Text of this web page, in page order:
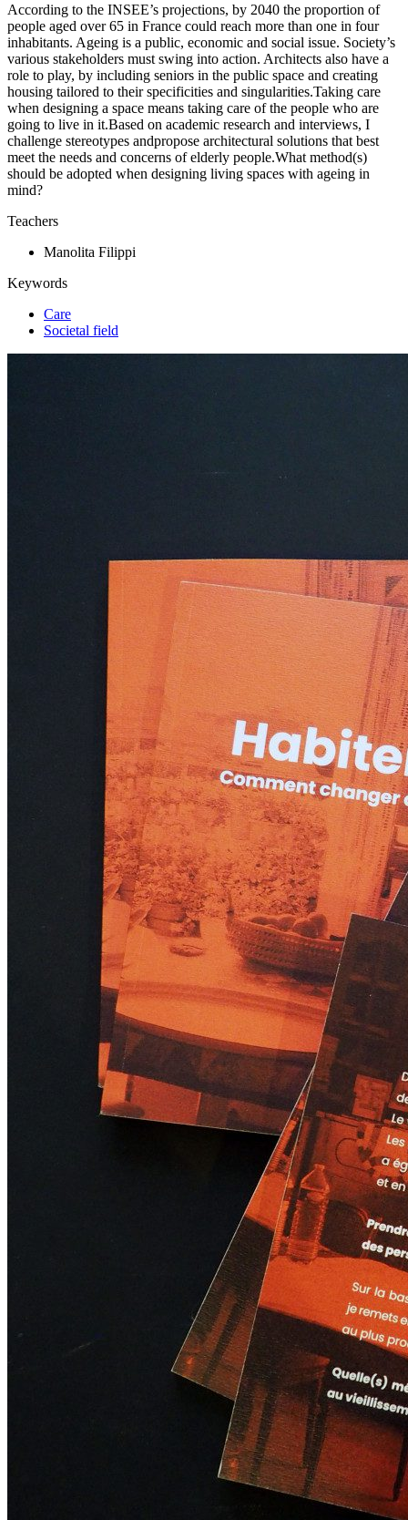
According to the INSEE’s projections, by 2040 the proportion of
people aged over 65 in France could reach more than one in four
inhabitants. Ageing is a public, economic and social issue. Society’s
various stakeholders must swing into action. Architects also have a
role to play, by including seniors in the public space and creating
housing tailored to their specificities and singularities.Taking care
when designing a space means taking care of the people who are
going to live in it.Based on academic research and interviews, I
challenge stereotypes andpropose architectural solutions that best
meet the needs and concerns of elderly people.What method(s)
should be adopted when designing living spaces with ageing in
mind?
Teachers
Manolita Filippi
Keywords
Care
Societal field